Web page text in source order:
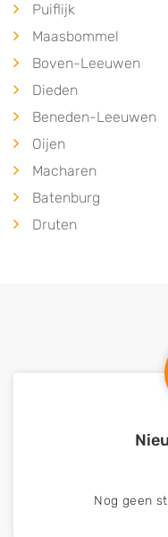
Puiflijk
Maasbommel
Boven-Leeuwen
Dieden
Beneden-Leeuwen
Oijen
Macharen
Batenburg
Druten
Nog geen